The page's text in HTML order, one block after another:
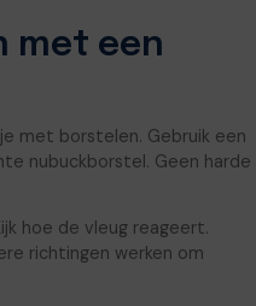
met een
met borstelen. Gebruik een
nubuckborstel. Geen harde
hoe de vleug reageert.
richtingen werken om